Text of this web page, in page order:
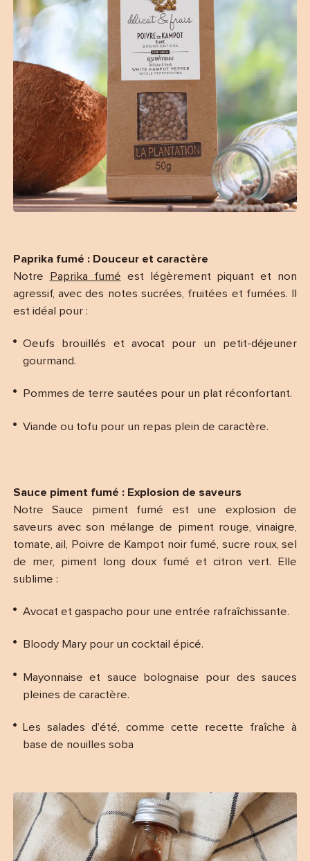
Paprika fumé : Douceur et caractère
Notre
Paprika fumé est légèrement piquant et non
agressif, avec des notes sucrées, fruitées et fumées. Il
est idéal pour :
Oeufs brouillés et avocat pour un petit-déjeuner
gourmand.
Pommes de terre sautées pour un plat réconfortant.
Viande ou tofu pour un repas plein de caractère.
Sauce piment fumé : Explosion de saveurs
Notre Sauce piment fumé est une explosion de
saveurs avec son mélange de piment rouge, vinaigre,
tomate, ail, Poivre de Kampot noir fumé, sucre roux, sel
de mer, piment long doux fumé et citron vert. Elle
sublime :
Avocat et gaspacho pour une entrée rafraîchissante.
Bloody Mary pour un cocktail épicé.
Mayonnaise et sauce bolognaise pour des sauces
pleines de caractère.
Les salades d’été, comme cette recette fraîche à
base de nouilles soba